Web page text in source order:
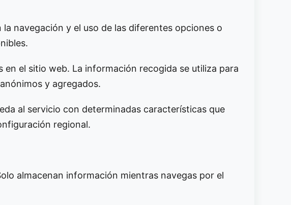
navegación y el uso de las diferentes opciones o
el sitio web. La información recogida se utiliza para
y agregados.
al servicio con determinadas características que
regional.
almacenan información mientras navegas por el